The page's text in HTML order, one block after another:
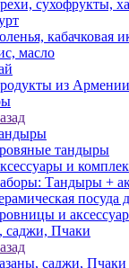
сухофрукты,
кабачковая
масло
из Армении
тандыры
и
Тандыры +
посуда
и
саджи, Пчаки
саджи, Пчаки